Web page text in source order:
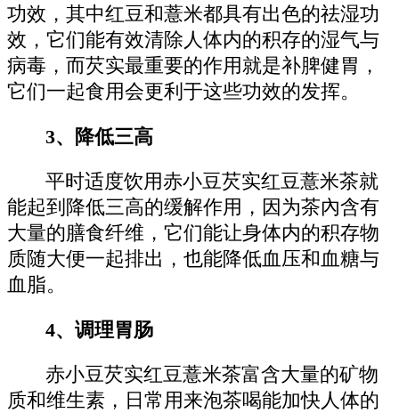
功效，其中红豆和薏米都具有出色的祛湿功
效，它们能有效清除人体内的积存的湿气与
病毒，而芡实最重要的作用就是补脾健胃，
它们一起食用会更利于这些功效的发挥。
3、降低三高
平时适度饮用赤小豆芡实红豆薏米茶就
能起到降低三高的缓解作用，因为茶內含有
大量的膳食纤维，它们能让身体内的积存物
质随大便一起排出，也能降低血压和血糖与
血脂。
4、调理胃肠
赤小豆芡实红豆薏米茶富含大量的矿物
质和维生素，日常用来泡茶喝能加快人体的